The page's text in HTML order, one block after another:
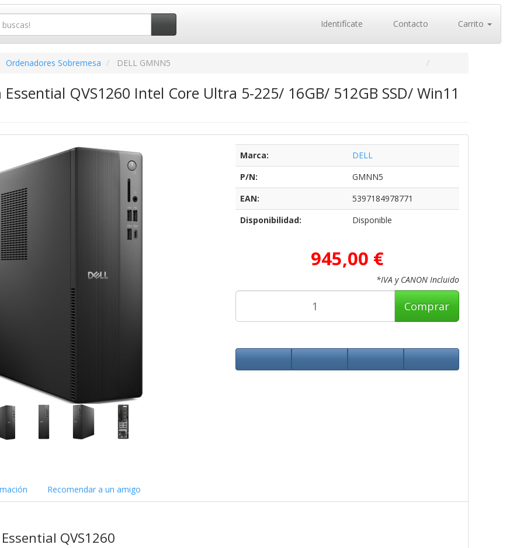
Identifícate Contacto Carrito
Ordenadores Sobremesa DELL GMNN5
Essential QVS1260 Intel Core Ultra 5-225/ 16GB/ 512GB SSD/ Win11
Marca:
DELL
P/N:
GMNN5
EAN:
5397184978771
Disponibilidad:
Disponible
945,00 €
*IVA y CANON Incluido
Comprar
Recomendar a un amigo
QVS1260